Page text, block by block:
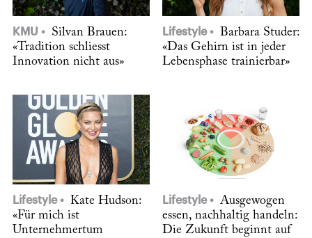
KMU
Silvan Brauen:
«Tradition schliesst
Innovation nicht aus»
Lifestyle
Barbara Studer:
«Das Gehirn ist in jeder
Lebensphase trainierbar»
Lifestyle
Kate Hudson:
«Für mich ist
Unternehmertum
Lifestyle
Ausgewogen
essen, nachhaltig handeln:
Die Zukunft beginnt auf